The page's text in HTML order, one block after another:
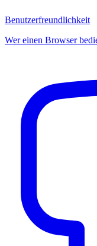
Benutzerfreundlichkeit
Wer einen Browser